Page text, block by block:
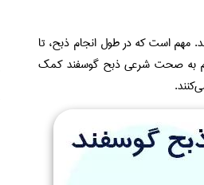
مهم است که در طول انجام ذبح، تا
هم به صحت شرعی ذبح گوسفند کمک